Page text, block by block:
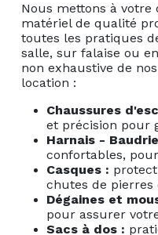
Nous mettons à votre
matériel de qualité
toutes les pratiques
salle, sur falaise ou
non exhaustive de
location :
Chaussures
et précision pour
Harnais -
confortables,
Casques :
chutes de pierres
Dégaines et
pour assurer
Sacs à dos :